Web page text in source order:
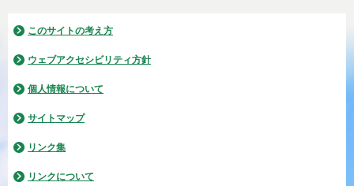
このサイトの考え方
ウェブアクセシビリティ方針
個人情報について
サイトマップ
リンク集
リンクについて